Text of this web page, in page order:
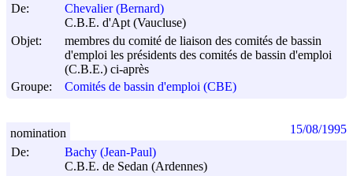
De:
Chevalier (Bernard)
C.B.E. d'Apt (Vaucluse)
Objet:
membres du comité de liaison des comités de bassin
d'emploi les présidents des comités de bassin d'emploi
(C.B.E.) ci-après
Groupe:
Comités de bassin d'emploi (CBE)
De:
Bachy (Jean-Paul)
C.B.E. de Sedan (Ardennes)
nomination 15/08/1995